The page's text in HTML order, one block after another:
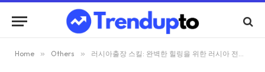
Home » Others » 러시아출장 스킬: 완벽한 힐링을 위한 러시아 전통 마사지의 모든 것